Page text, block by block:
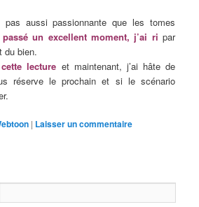
pas aussi passionnante que les tomes
passé un excellent moment, j’ai ri par
du bien.
lecture et maintenant, j’ai hâte de
réserve le prochain et si le scénario
| Laisser un commentaire